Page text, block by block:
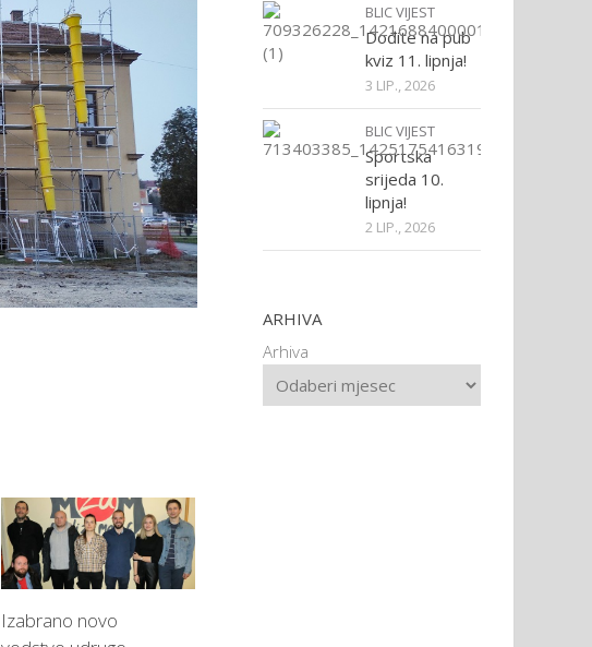
Izabrano novo
BLIC VIJEST
Dođite na pub
kviz 11. lipnja!
3 LIP., 2026
BLIC VIJEST
Sportska
srijeda 10.
lipnja!
2 LIP., 2026
ARHIVA
Arhiva